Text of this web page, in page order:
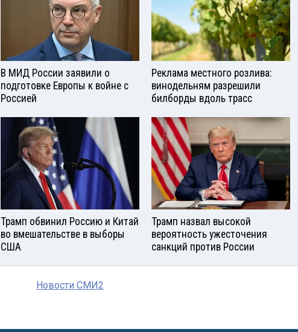
В МИД России заявили о
подготовке Европы к войне с
Россией
Реклама местного розлива:
винодельням разрешили
билборды вдоль трасс
Трамп обвинил Россию и Китай
во вмешательстве в выборы
США
Трамп назвал высокой
вероятность ужесточения
санкций против России
Новости СМИ2